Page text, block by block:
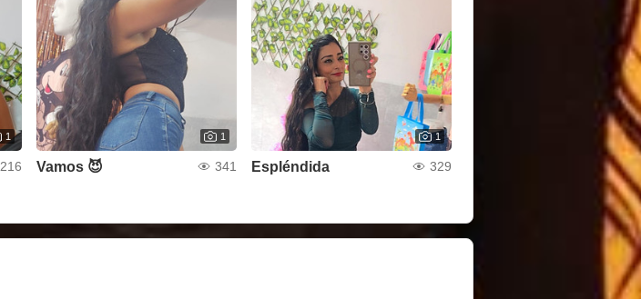
1
216
1
Vamos 😈 341
1
Espléndida 329